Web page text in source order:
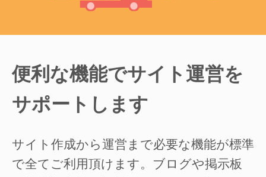
便利な機能でサイト運営を
サポートします
サイト作成から運営まで必要な機能が標準
で全てご利用頂けます。ブログや掲示板